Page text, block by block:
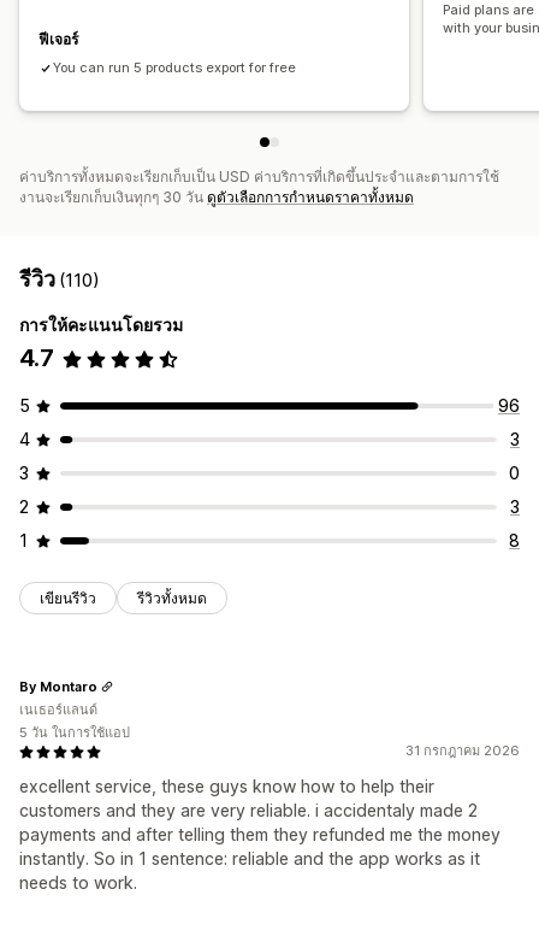
ฟีเจอร์
You can run 5 products export for free
Paid plans
with your
ค่าบริการทั้งหมดจะเรียกเก็บเป็น USD ค่าบริการที่เกิดขึ้นประจำและตามการใช้
งานจะเรียกเก็บเงินทุกๆ 30 วัน ดูตัวเลือกการกำหนดราคาทั้งหมด
รีวิว (110)
การให้คะแนนโดยรวม
4.7
5
96
4
3
3
0
2
3
1
8
เขียนรีวิว รีวิวทั้งหมด
31 กรกฎาคม 2026
excellent service, these guys know how to help their
customers and they are very reliable. i accidentaly made 2
payments and after telling them they refunded me the money
instantly. So in 1 sentence: reliable and the app works as it
needs to work.
By Montaro
เนเธอร์แลนด์
5 วัน ในการใช้แอป